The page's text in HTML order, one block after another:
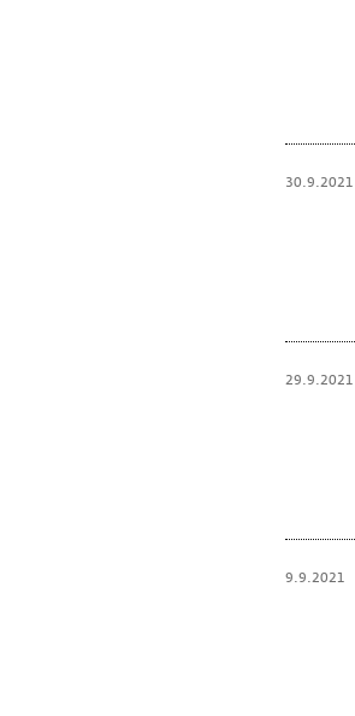
30.9.2021
29.9.2021
9.9.2021